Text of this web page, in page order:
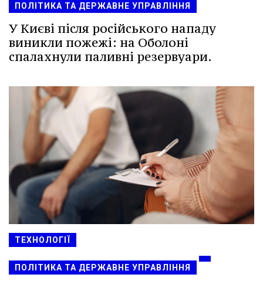
ПОЛІТИКА ТА ДЕРЖАВНЕ УПРАВЛІННЯ
У Києві після російського нападу
виникли пожежі: на Оболоні
спалахнули паливні резервуари.
ТЕХНОЛОГІЇ
ПОЛІТИКА ТА ДЕРЖАВНЕ УПРАВЛІННЯ